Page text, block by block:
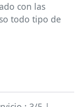
con las
todo tipo de